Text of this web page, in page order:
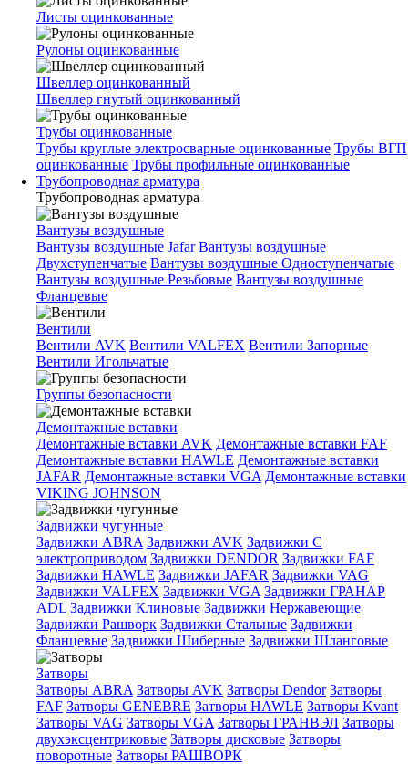
Листы оцинкованные
Рулоны оцинкованные
Швеллер оцинкованный
Швеллер гнутый оцинкованный
Трубы оцинкованные
Трубы круглые электросварные оцинкованные Трубы ВГП
оцинкованные Трубы профильные оцинкованные
Трубопроводная арматура
Трубопроводная арматура
Вантузы воздушные
Вантузы воздушные Jafar Вантузы воздушные
Двухступенчатые Вантузы воздушные Одноступенчатые
Вантузы воздушные Резьбовые Вантузы воздушные
Фланцевые
Вентили
Вентили AVK Вентили VALFEX Вентили Запорные
Вентили Игольчатые
Группы безопасности
Демонтажные вставки
Демонтажные вставки AVK Демонтажные вставки FAF
Демонтажные вставки HAWLE Демонтажные вставки
JAFAR Демонтажные вставки VGA Демонтажные вставки
VIKING JOHNSON
Задвижки чугунные
Задвижки ABRA Задвижки AVK Задвижки C
электроприводом Задвижки DENDOR Задвижки FAF
Задвижки HAWLE Задвижки JAFAR Задвижки VAG
Задвижки VALFEX Задвижки VGA Задвижки ГРАНАР
ADL Задвижки Клиновые Задвижки Нержавеющие
Задвижки Рашворк Задвижки Стальные Задвижки
Фланцевые Задвижки Шиберные Задвижки Шланговые
Затворы
Затворы ABRA Затворы AVK Затворы Dendor Затворы
FAF Затворы GENEBRE Затворы HAWLE Затворы Kvant
Затворы VAG Затворы VGA Затворы ГРАНВЭЛ Затворы
двухэксцентриковые Затворы дисковые Затворы
поворотные Затворы РАШВОРК